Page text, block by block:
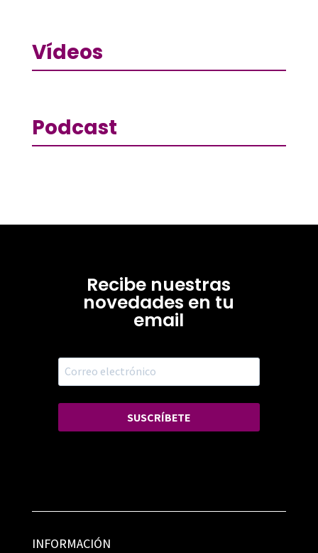
Vídeos
Podcast
Recibe nuestras
novedades en tu
email
SUSCRÍBETE
INFORMACIÓN